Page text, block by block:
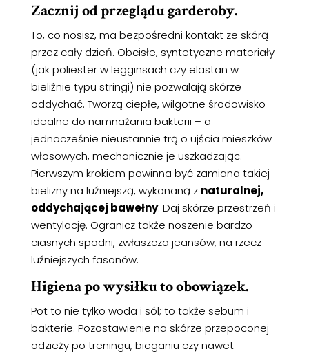
Zacznij od przeglądu garderoby.
To, co nosisz, ma bezpośredni kontakt ze skórą
przez cały dzień. Obcisłe, syntetyczne materiały
(jak poliester w legginsach czy elastan w
bieliźnie typu stringi) nie pozwalają skórze
oddychać. Tworzą ciepłe, wilgotne środowisko –
idealne do namnażania bakterii – a
jednocześnie nieustannie trą o ujścia mieszków
włosowych, mechanicznie je uszkadzając.
Pierwszym krokiem powinna być zamiana takiej
bielizny na luźniejszą, wykonaną z naturalnej,
oddychającej bawełny. Daj skórze przestrzeń i
wentylację. Ogranicz także noszenie bardzo
ciasnych spodni, zwłaszcza jeansów, na rzecz
luźniejszych fasonów.
Higiena po wysiłku to obowiązek.
Pot to nie tylko woda i sól; to także sebum i
bakterie. Pozostawienie na skórze przepoconej
odzieży po treningu, bieganiu czy nawet